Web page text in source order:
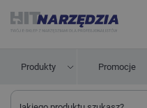
Produkty Promocje